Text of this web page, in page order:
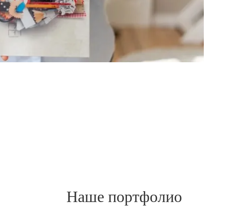
Наше портфолио